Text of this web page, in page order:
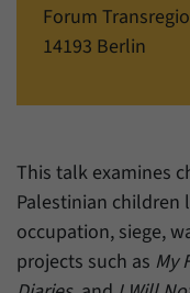
Forum
14193 Berlin
This talk examines
Palestinian
occupation, siege,
projects such as My
Anbieter
Name
Anbieter
Statistiken
Mit diesen Cookies
wir auf der Plattform
Name
Anbieter
Cookie-